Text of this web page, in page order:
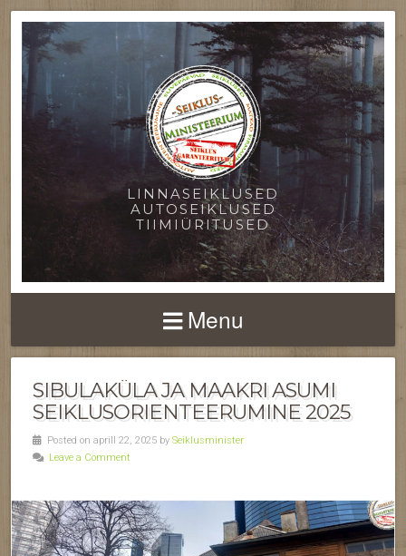
LINNASEIKLUSED
AUTOSEIKLUSED
TIIMIÜRITUSED
Menu
SIBULAKÜLA JA MAAKRI ASUMI
SEIKLUSORIENTEERUMINE 2025
Posted on aprill 22, 2025 by Seiklusminister
Leave a Comment